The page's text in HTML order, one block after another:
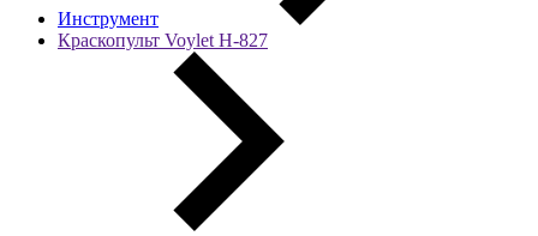
Инструмент
Краскопульт Voylet H-827